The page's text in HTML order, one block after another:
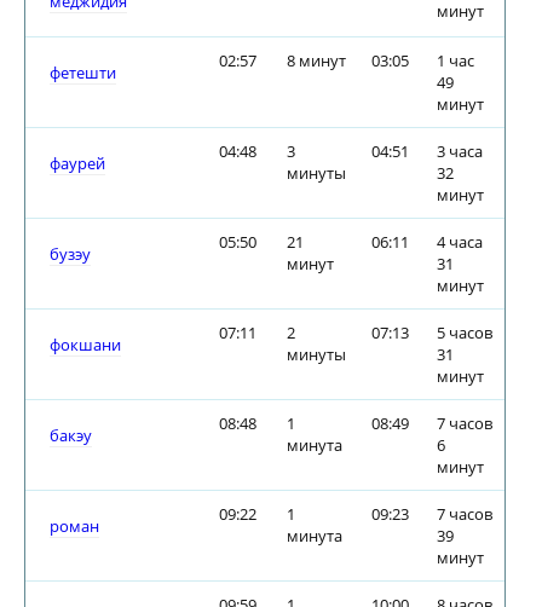
минут
фетешти
02:57 8 минут 03:05
1 час
49
минут
фаурей
04:48
3
минуты
04:51
3 часа
32
минут
бузэу
05:50
21
минут
06:11
4 часа
31
минут
фокшани
07:11
2
минуты
07:13
5 часов
31
минут
бакэу
08:48
1
минута
08:49
7 часов
6
минут
роман
09:22
1
минута
09:23
7 часов
39
минут